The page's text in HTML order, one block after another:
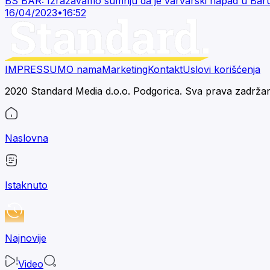
16/04/2023•16:52
IMPRESSUMO namaMarketingKontaktUslovi korišćenja
2020 Standard Media d.o.o. Podgorica. Sva prava
Naslovna
Istaknuto
Najnovije
Video